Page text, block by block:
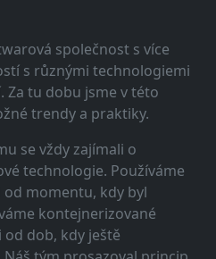
společnost s více
s různými technologiemi
Za tu dobu jsme v této
trendy a praktiky.
se vždy zajímali o
technologie. Používáme
od momentu, kdy byl
kontejnerizované
dob, kdy ještě